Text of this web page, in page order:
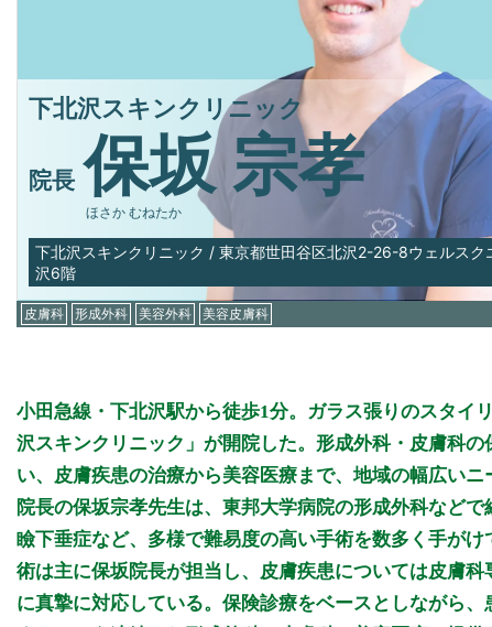
下北沢スキンクリニック
院長 保坂 宗孝
ほさか むねたか
下北沢スキンクリニック / 東京都世田谷区北沢2-26-8ウェルスク
沢6階
皮膚科 形成外科 美容外科 美容皮膚科
小田急線・下北沢駅から徒歩1分。ガラス張りのスタイ
沢スキンクリニック」が開院した。形成外科・皮膚科
い、皮膚疾患の治療から美容医療まで、地域の幅広いニ
院長の保坂宗孝先生は、東邦大学病院の形成外科など
瞼下垂症など、多様で難易度の高い手術を数多く手が
術は主に保坂院長が担当し、皮膚疾患については皮膚科
に真摯に対応している。保険診療をベースとしながら